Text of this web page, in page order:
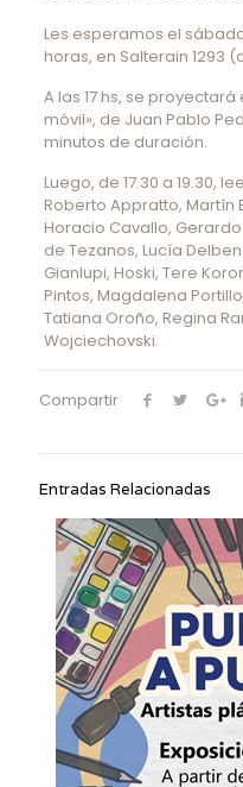
Les esperamos el
horas, en Salterain 1293
A las 17 hs, se
móvil», de Juan Pablo
minutos de duración.
Luego, de 17.30 a 19.30,
Roberto Appratto, Martín
Horacio Cavallo,
de Tezanos, Lucía
Gianlupi, Hoski, Tere
Pintos, Magdalena
Tatiana Oroño, Regina
Wojciechovski.
Compartir
Entradas Relacionadas